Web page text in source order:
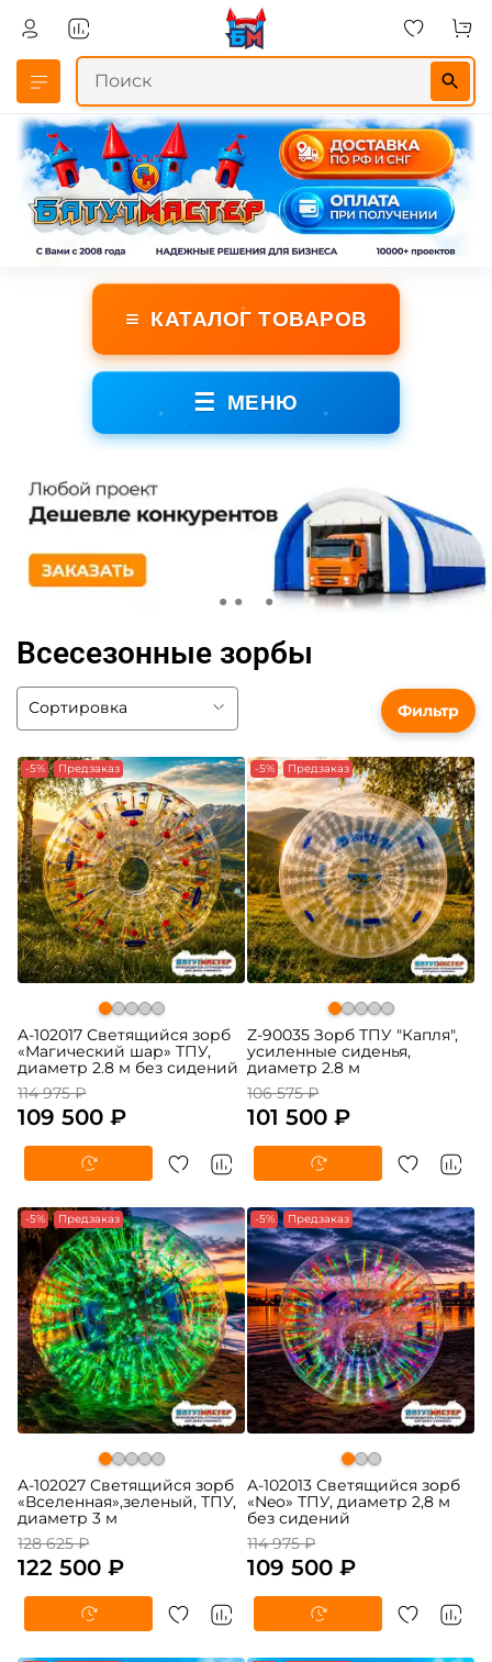
≡ КАТАЛОГ ТОВАРОВ
☰ МЕНЮ
Всесезонные зорбы
-5% Предзаказ
A-102017 Светящийся зорб
«Магический шар» ТПУ,
диаметр 2.8 м без сидений
114 975 ₽
109 500 ₽
-5% Предзаказ
Z-90035 Зорб ТПУ "Капля",
усиленные сиденья,
диаметр 2.8 м
106 575 ₽
101 500 ₽
-5% Предзаказ
A-102027 Светящийся зорб
«Вселенная»,зеленый, ТПУ,
диаметр 3 м
128 625 ₽
122 500 ₽
-5% Предзаказ
A-102013 Светящийся зорб
«Neo» ТПУ, диаметр 2,8 м
без сидений
114 975 ₽
109 500 ₽
Фильтр